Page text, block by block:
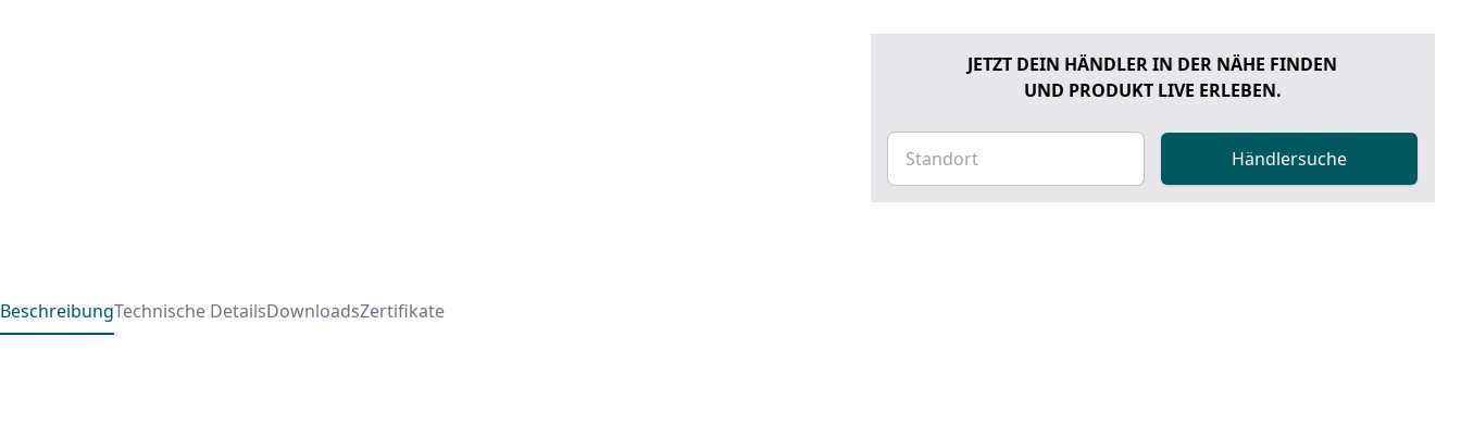
JETZT DEIN HÄNDLER IN DER NÄHE FINDEN
UND PRODUKT LIVE ERLEBEN.
Händlersuche
BeschreibungTechnische DetailsDownloadsZertifikate